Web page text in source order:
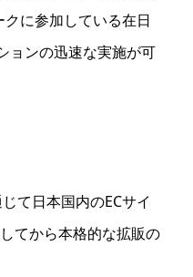
に参加している在日
ョンの迅速な実施が可
て日本国内のECサイ
てから本格的な拡販の